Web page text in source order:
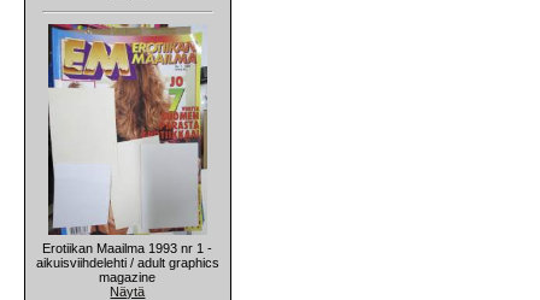
Erotiikan Maailma 1993 nr 1 -
aikuisviihdelehti / adult graphics
magazine
Näytä